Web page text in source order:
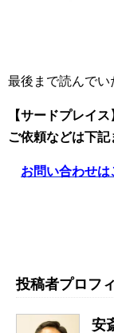
最後まで読んでい
【サードプレイ
ご依頼などは下記
お問い合わせは
投稿者プロフ
安